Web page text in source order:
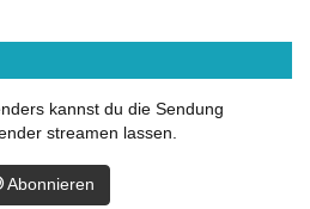
kannst du die Sendung
streamen lassen.
Abonnieren